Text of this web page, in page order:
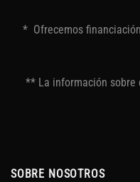
* Ofrecemos
** La información sobre
SOBRE NOSOTROS